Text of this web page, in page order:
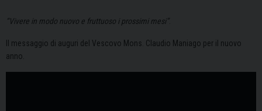
“Vivere in modo nuovo e fruttuoso i prossimi mesi”.
Il messaggio di auguri del Vescovo Mons. Claudio Maniago per il nuovo
anno.